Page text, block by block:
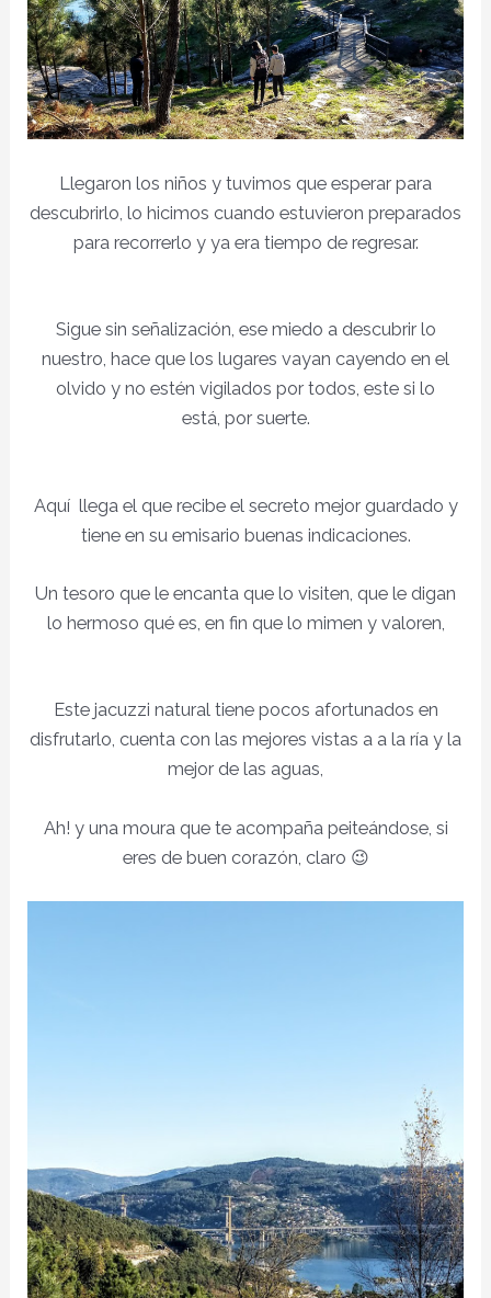
Llegaron los niños y tuvimos que esperar para
descubrirlo, lo hicimos cuando estuvieron preparados
para recorrerlo y ya era tiempo de regresar.
Sigue sin señalización, ese miedo a descubrir lo
nuestro, hace que los lugares vayan cayendo en el
olvido y no estén vigilados por todos, este si lo
está, por suerte.
Aquí llega el que recibe el secreto mejor guardado y
tiene en su emisario buenas indicaciones.
Un tesoro que le encanta que lo visiten, que le digan
lo hermoso qué es, en fin que lo mimen y valoren,
Este jacuzzi natural tiene pocos afortunados en
disfrutarlo, cuenta con las mejores vistas a a la ría y la
mejor de las aguas,
Ah! y una moura que te acompaña peiteándose, si
eres de buen corazón, claro 😉